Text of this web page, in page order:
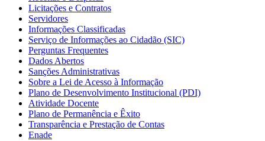
Licitações e Contratos
Servidores
Informações Classificadas
Serviço de Informações ao Cidadão (SIC)
Perguntas Frequentes
Dados Abertos
Sanções Administrativas
Sobre a Lei de Acesso à Informação
Plano de Desenvolvimento Institucional (PDI)
Atividade Docente
Plano de Permanência e Êxito
Transparência e Prestação de Contas
Enade